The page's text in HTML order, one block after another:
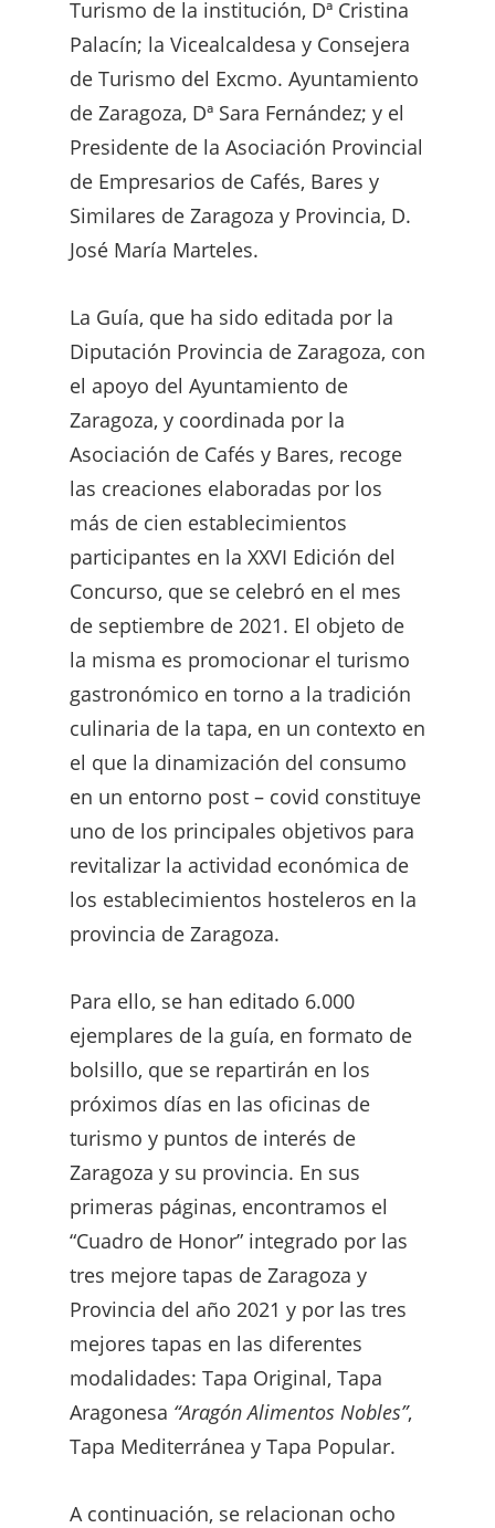
Turismo de la institución, Dª Cristina
Palacín; la Vicealcaldesa y Consejera
de Turismo del Excmo. Ayuntamiento
de Zaragoza, Dª Sara Fernández; y el
Presidente de la Asociación Provincial
de Empresarios de Cafés, Bares y
Similares de Zaragoza y Provincia, D.
José María Marteles.
La Guía, que ha sido editada por la
Diputación Provincia de Zaragoza, con
el apoyo del Ayuntamiento de
Zaragoza, y coordinada por la
Asociación de Cafés y Bares, recoge
las creaciones elaboradas por los
más de cien establecimientos
participantes en la XXVI Edición del
Concurso, que se celebró en el mes
de septiembre de 2021. El objeto de
la misma es promocionar el turismo
gastronómico en torno a la tradición
culinaria de la tapa, en un contexto en
el que la dinamización del consumo
en un entorno post – covid constituye
uno de los principales objetivos para
revitalizar la actividad económica de
los establecimientos hosteleros en la
provincia de Zaragoza.
Para ello, se han editado 6.000
ejemplares de la guía, en formato de
bolsillo, que se repartirán en los
próximos días en las oficinas de
turismo y puntos de interés de
Zaragoza y su provincia. En sus
primeras páginas, encontramos el
“Cuadro de Honor” integrado por las
tres mejore tapas de Zaragoza y
Provincia del año 2021 y por las tres
mejores tapas en las diferentes
modalidades: Tapa Original, Tapa
Aragonesa “Aragón Alimentos Nobles”,
Tapa Mediterránea y Tapa Popular.
A continuación, se relacionan ocho